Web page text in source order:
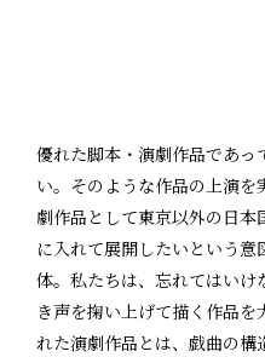
優れた脚本・演劇作品であっ
い。そのような作品の上演
劇作品として東京以外の日
に入れて展開したいという
体。私たちは、忘れてはい
き声を掬い上げて描く作品
れた演劇作品とは、戯曲の